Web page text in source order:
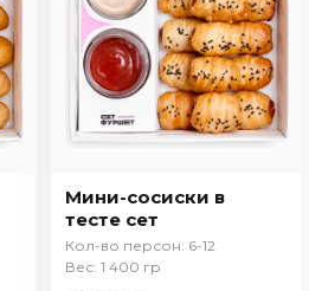
Мини-сосиски в
тесте сет
Кол-во персон: 6-12
Вес: 1 400 гр